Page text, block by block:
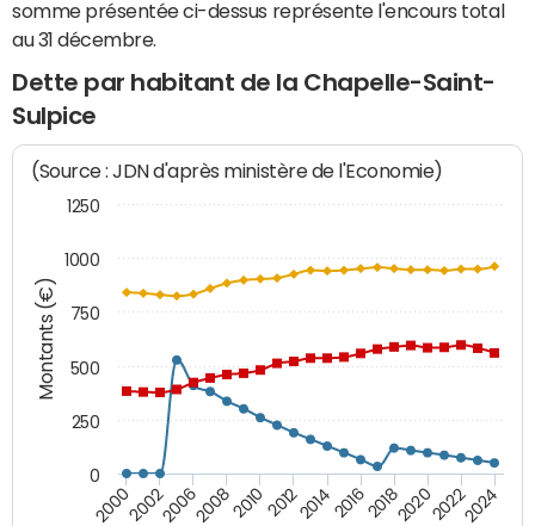
somme présentée ci-dessus représente l'encours total
au 31 décembre.
Dette par habitant de la Chapelle-Saint-
Sulpice
Montants (€)
(Source : JDN d'après ministère de l'Economie)
200020022006200820102012201420162018202020222024
0
250
500
750
1000
1250